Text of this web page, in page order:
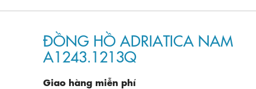
ĐỒNG HỒ ADRIATICA NAM
A1243.1213Q
Giao hàng miễn phí